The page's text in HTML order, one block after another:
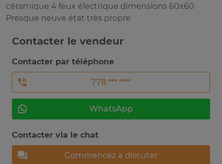
céramique 4 feux électrique dimensions 60x60
Presque neuve état très propre
Contacter le vendeur
Contacter par téléphone
778 *** ****
WhatsApp
Contacter via le chat
Commencez à discuter